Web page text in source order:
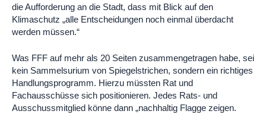
die Aufforderung an die Stadt, dass mit Blick auf den
Klimaschutz „alle Entscheidungen noch einmal überdacht
werden müssen.“
Was FFF auf mehr als 20 Seiten zusammengetragen habe, sei
kein Sammelsurium von Spiegelstrichen, sondern ein richtiges
Handlungsprogramm. Hierzu müssten Rat und
Fachausschüsse sich positionieren. Jedes Rats- und
Ausschussmitglied könne dann „nachhaltig Flagge zeigen.